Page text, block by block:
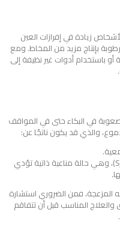
زيادة في إفرازات العين
بإنتاج مزيد من المخاط. ومع
باستخدام أدوات غير نظيفة إلى
في البكاء حتى في المواقف
والذي قد يكون ناتجًا عن:
متلازمة شوغرن (Sjogren’s Syndrome)، وهي حالة مناعية ذاتية تؤدي
المزعجة، فمن الضروري استشارة
المناسب قبل أن تتفاقم